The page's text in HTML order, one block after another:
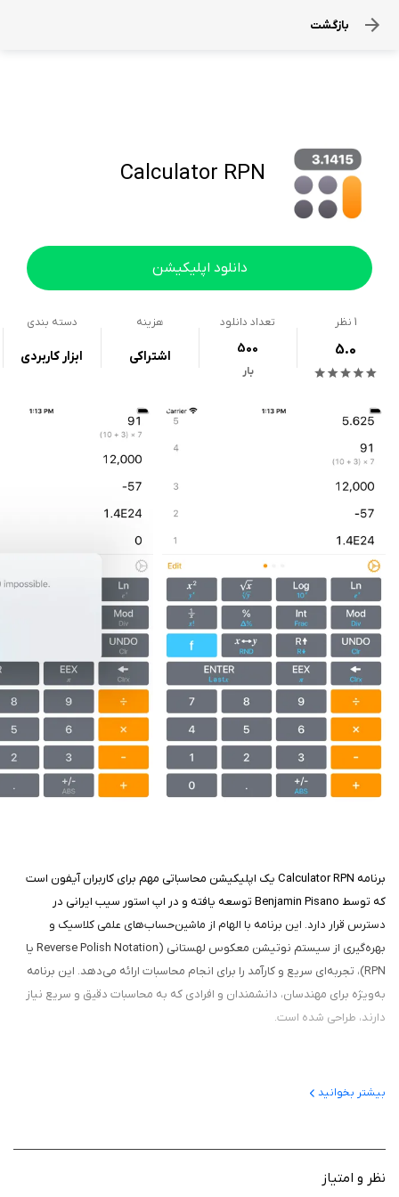
بازگشت
Calculator RPN
دانلود اپلیکیشن
1 نظر
5.0
تعداد دانلود
500
بار
هزینه
اشتراکی
دسته بندی
ابزار کاربردی
برنامه Calculator RPN یک اپلیکیشن محاسباتی مهم برای کاربران آیفون است
که توسط Benjamin Pisano توسعه یافته و در اپ استور سیب ایرانی در
دسترس قرار دارد. این برنامه با الهام از ماشین‌حساب‌های علمی کلاسیک و
بهره‌گیری از سیستم نوتیشن معکوس لهستانی (Reverse Polish Notation یا
RPN)، تجربه‌ای سریع و کارآمد را برای انجام محاسبات ارائه می‌دهد. این برنامه
به‌ویژه برای مهندسان، دانشمندان و افرادی که به محاسبات دقیق و سریع نیاز
دارند، طراحی شده است.
ویژگی‌ های مهم برنامه
پیش از عملگرها، تعداد ضربه‌های لازم برای محاسبات را کاهش می‌دهد و
سرعت عمل را افزایش می‌دهد.
بیشتر بخوانید
نظر و امتیاز